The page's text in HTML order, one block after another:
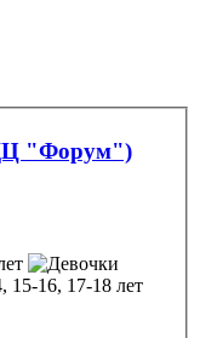
"Форум")
15-16, 17-18 лет